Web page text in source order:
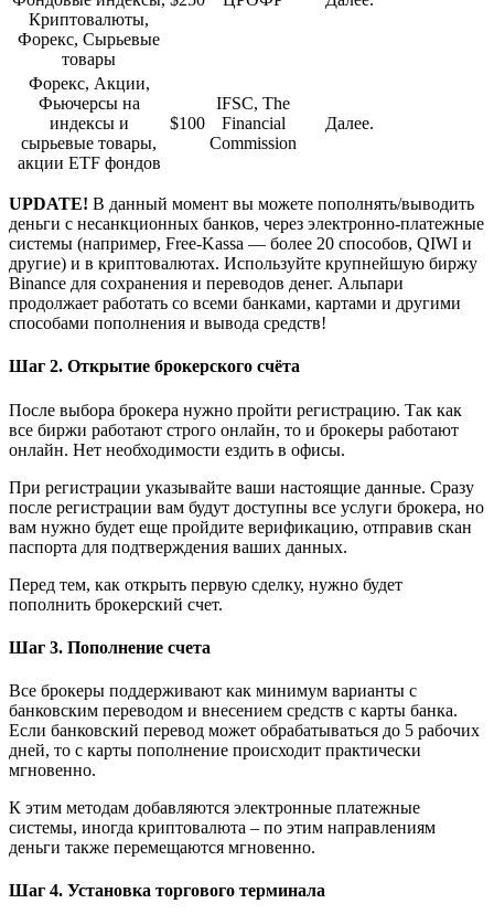
Криптовалюты,
Форекс, Сырьевые
товары
Форекс, Акции,
Фьючерсы на
индексы и
сырьевые товары,
акции ETF фондов
$100
IFSC, The
Financial
Commission
Далее.
UPDATE! В данный момент вы можете пополнять/выводить
деньги с несанкционных банков, через электронно-платежные
системы (например, Free-Kassa — более 20 способов, QIWI и
другие) и в криптовалютах. Используйте крупнейшую биржу
Binance для сохранения и переводов денег. Альпари
продолжает работать со всеми банками, картами и другими
способами пополнения и вывода средств!
Шаг 2. Открытие брокерского счёта
После выбора брокера нужно пройти регистрацию. Так как
все биржи работают строго онлайн, то и брокеры работают
онлайн. Нет необходимости ездить в офисы.
При регистрации указывайте ваши настоящие данные. Сразу
после регистрации вам будут доступны все услуги брокера, но
вам нужно будет еще пройдите верификацию, отправив скан
паспорта для подтверждения ваших данных.
Перед тем, как открыть первую сделку, нужно будет
пополнить брокерский счет.
Шаг 3. Пополнение счета
Все брокеры поддерживают как минимум варианты с
банковским переводом и внесением средств с карты банка.
Если банковский перевод может обрабатываться до 5 рабочих
дней, то с карты пополнение происходит практически
мгновенно.
К этим методам добавляются электронные платежные
системы, иногда криптовалюта – по этим направлениям
деньги также перемещаются мгновенно.
Шаг 4. Установка торгового терминала